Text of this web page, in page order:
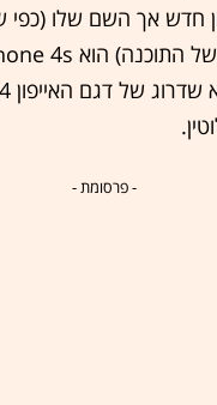
חדש אך השם שלו (כפי
- פרסומת -